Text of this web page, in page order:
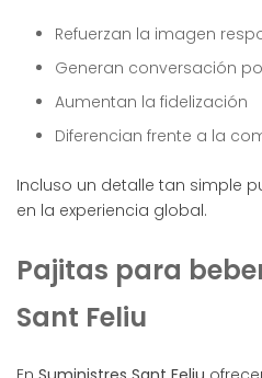
Refuerzan la imagen
Generan conversación
Aumentan la fidelización
Diferencian frente a la
Incluso un detalle tan simple
en la experiencia global.
Pajitas para
Sant Feliu